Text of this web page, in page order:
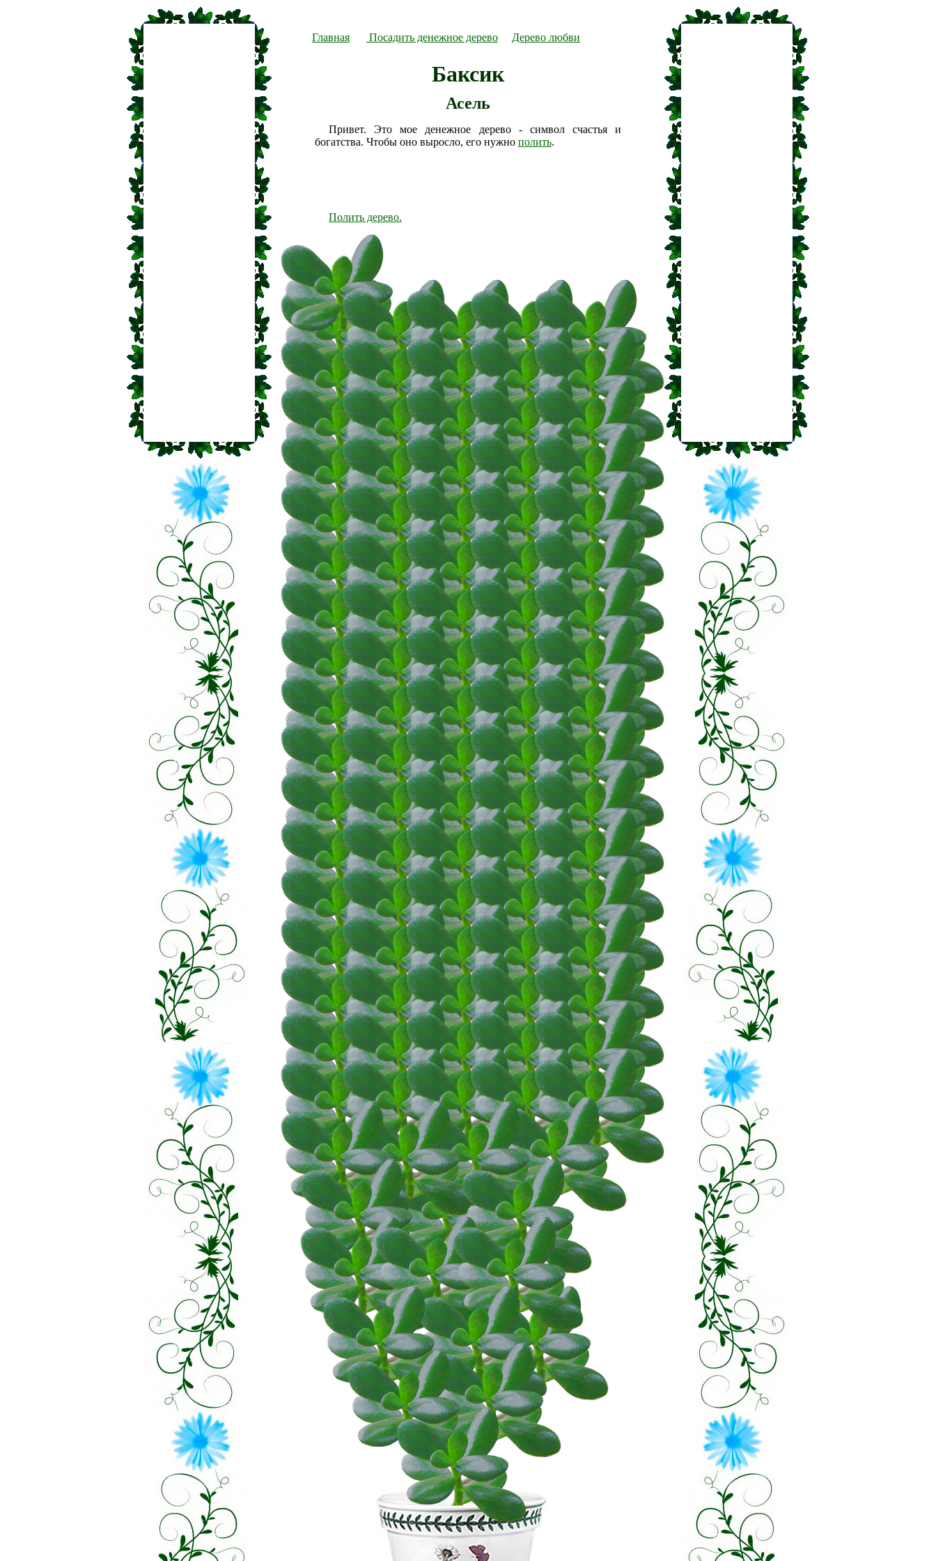
Главная Посадить денежное дерево Дерево любви
Баксик
Асель
Привет. Это мое денежное дерево - символ счастья и
богатства. Чтобы оно выросло, его нужно полить.
Полить дерево.